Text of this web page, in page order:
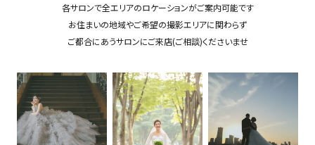
各サロンで全エリアのロケーションがご案内可能です
お住まいの地域やご希望の撮影エリアに関わらず
ご都合にあうサロンにご来店(ご相談)くださいませ